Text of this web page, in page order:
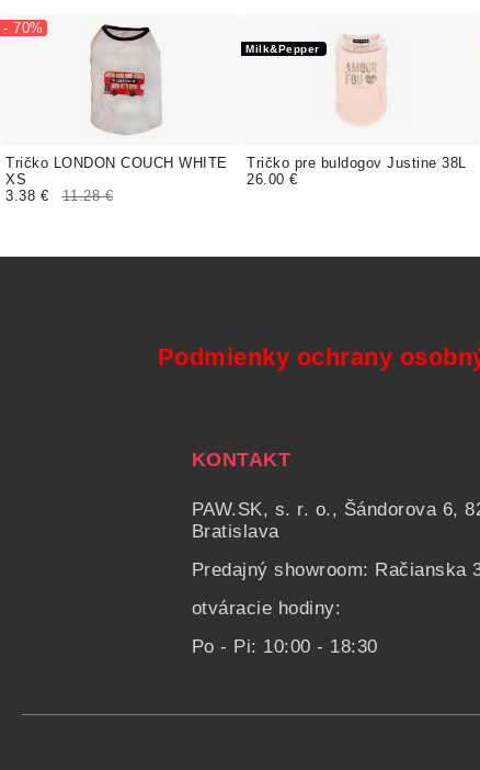
Tričko LONDON COUCH WHITE
XS
- 70%
3.38 € 11.28 €
Tričko pre buldogov Justine 38L
Milk&Pepper
26.00 €
Podmienky ochrany
KONTAKT
PAW.SK, s. r. o., Šándorova 6,
Bratislava
Predajný showroom: Račianska
otváracie hodiny:
Po - Pi: 10:00 - 18:30